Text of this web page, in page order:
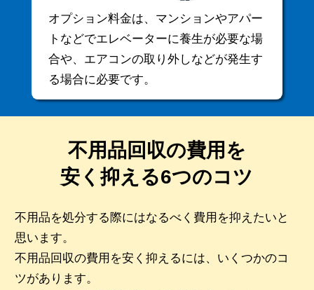
オプション料金は、マンションやアパー
トなどでエレベーターに養生が必要な場
合や、エアコンの取り外しなどが発生す
る場合に必要です。
不用品回収の費用を
安く抑える6つのコツ
不用品を処分する際にはなるべく費用を抑えたいと
思います。
不用品回収の費用を安く抑えるには、いくつかのコ
ツがあります。